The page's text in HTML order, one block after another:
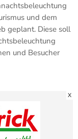
und dem
geplant. Diese soll
und Besucher
X